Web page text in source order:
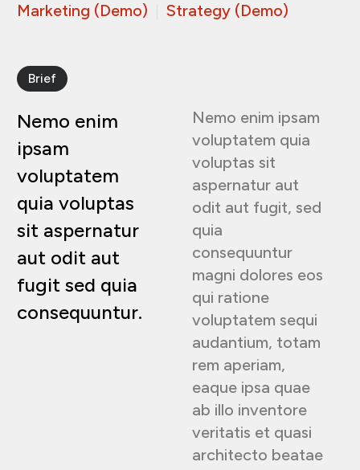
Marketing (Demo)
Strategy (Demo)
Brief
Nemo enim
ipsam
voluptatem
quia voluptas
sit aspernatur
aut odit aut
fugit sed quia
consequuntur.
Nemo enim ipsam
voluptatem quia
voluptas sit
aspernatur aut
odit aut fugit, sed
quia
consequuntur
magni dolores eos
qui ratione
voluptatem sequi
audantium, totam
rem aperiam,
eaque ipsa quae
ab illo inventore
veritatis et quasi
architecto beatae